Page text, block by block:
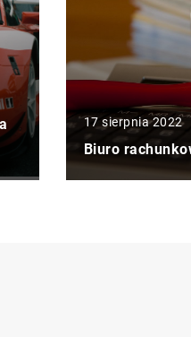
17 sierpnia 2022
Biuro